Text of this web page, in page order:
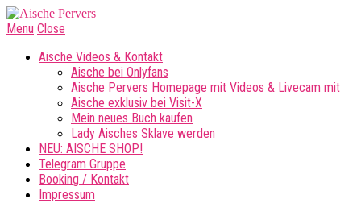
Menu Close
Aische Videos & Kontakt
Aische bei Onlyfans
Aische Pervers Homepage mit Videos & Livecam mit
Aische exklusiv bei Visit-X
Mein neues Buch kaufen
Lady Aisches Sklave werden
NEU: AISCHE SHOP!
Telegram Gruppe
Booking / Kontakt
Impressum